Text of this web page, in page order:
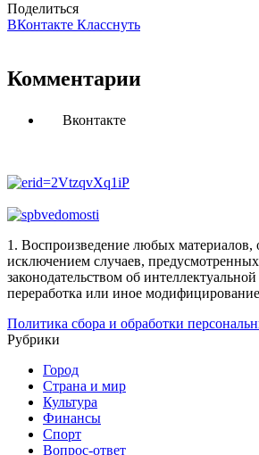
Поделиться
ВКонтакте Класснуть
Комментарии
Вконтакте
1. Воспроизведение любых материалов,
исключением случаев,
законодательством об
переработка или иное
Политика сбора и обработки
Рубрики
Город
Страна и мир
Культура
Финансы
Спорт
Вопрос-ответ